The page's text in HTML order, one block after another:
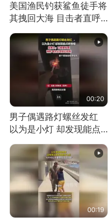
美国渔民钓获鲨鱼徒手将
其拽回大海 目击者直呼
消息）
00:20
男子偶遇路灯螺丝发红
以为是小灯 却发现能点
处理
00:19